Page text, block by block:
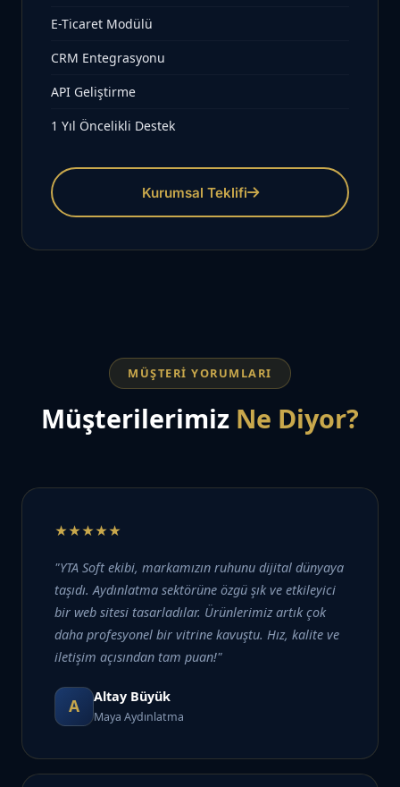
E-Ticaret Modülü
CRM Entegrasyonu
API Geliştirme
1 Yıl Öncelikli Destek
Kurumsal Teklifi
MÜŞTERI YORUMLARI
Müşterilerimiz Ne Diyor?
★★★★★
"YTA Soft ekibi, markamızın ruhunu dijital dünyaya
taşıdı. Aydınlatma sektörüne özgü şık ve etkileyici
bir web sitesi tasarladılar. Ürünlerimiz artık çok
daha profesyonel bir vitrine kavuştu. Hız, kalite ve
iletişim açısından tam puan!"
A Altay Büyük
Maya Aydınlatma